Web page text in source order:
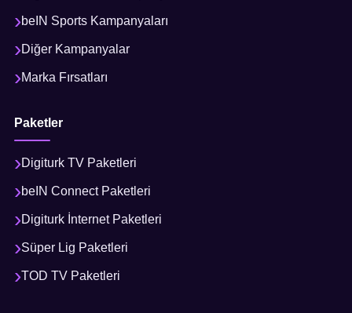
beIN Sports Kampanyaları
Diğer Kampanyalar
Marka Fırsatları
Paketler
Digiturk TV Paketleri
beIN Connect Paketleri
Digiturk İnternet Paketleri
Süper Lig Paketleri
TOD TV Paketleri